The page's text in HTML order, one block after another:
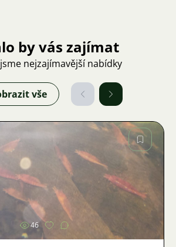
by vás zajímat
nejzajímavější nabídky
vše
Obrázek
46